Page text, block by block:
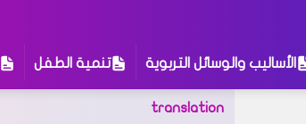
الأساليب والوسائل التربوية تنمية الطفل
translation